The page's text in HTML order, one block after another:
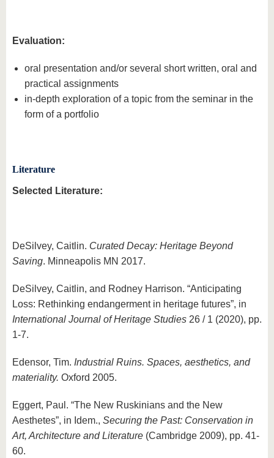
Evaluation:
oral presentation and/or several short written, oral and
practical assignments
in-depth exploration of a topic from the seminar in the
form of a portfolio
Literature
Selected Literature:
DeSilvey, Caitlin. Curated Decay: Heritage Beyond
Saving. Minneapolis MN 2017.
DeSilvey, Caitlin, and Rodney Harrison. “Anticipating
Loss: Rethinking endangerment in heritage futures”, in
International Journal of Heritage Studies 26 / 1 (2020), pp.
1-7.
Edensor, Tim. Industrial Ruins. Spaces, aesthetics, and
materiality. Oxford 2005.
Eggert, Paul. “The New Ruskinians and the New
Aesthetes”, in Idem., Securing the Past: Conservation in
Art, Architecture and Literature (Cambridge 2009), pp. 41-
60.